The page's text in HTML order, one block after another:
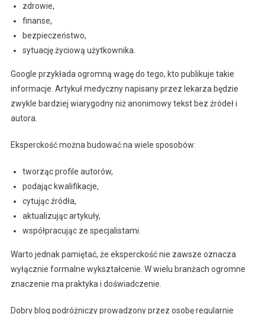
zdrowie,
finanse,
bezpieczeństwo,
sytuację życiową użytkownika.
Google przykłada ogromną wagę do tego, kto publikuje takie
informacje. Artykuł medyczny napisany przez lekarza będzie
zwykle bardziej wiarygodny niż anonimowy tekst bez źródeł i
autora.
Eksperckość można budować na wiele sposobów:
tworząc profile autorów,
podając kwalifikacje,
cytując źródła,
aktualizując artykuły,
współpracując ze specjalistami.
Warto jednak pamiętać, że eksperckość nie zawsze oznacza
wyłącznie formalne wykształcenie. W wielu branżach ogromne
znaczenie ma praktyka i doświadczenie.
Dobry blog podróżniczy prowadzony przez osobę regularnie